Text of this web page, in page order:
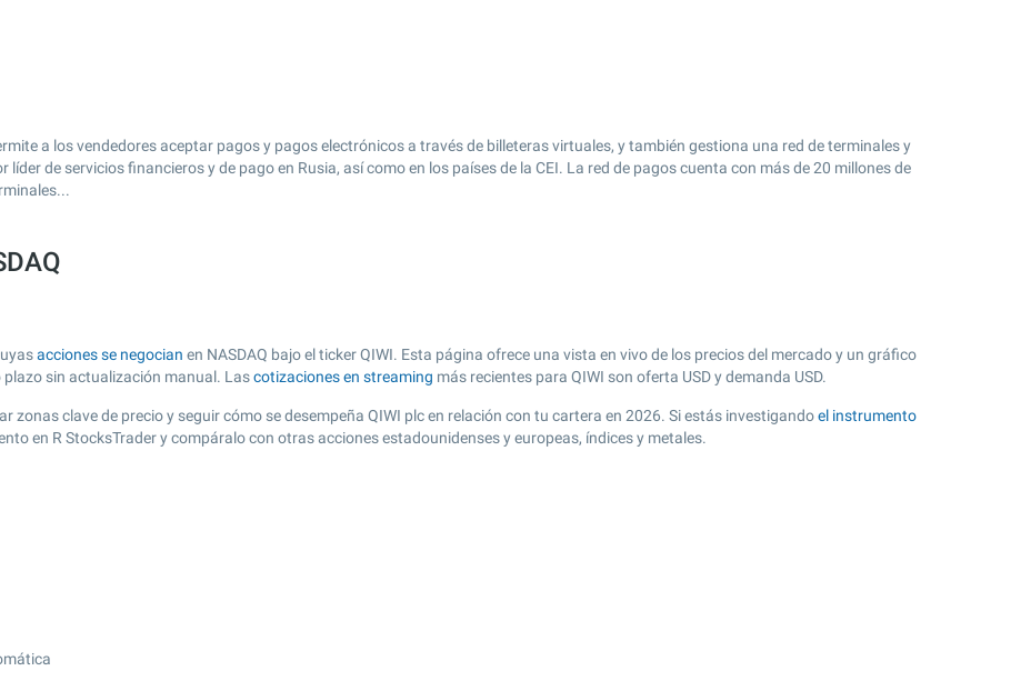
a los vendedores aceptar pagos y pagos electrónicos a través de billeteras virtuales, y también gestiona una red de terminales y
de servicios financieros y de pago en Rusia, así como en los países de la CEI. La red de pagos cuenta con más de 20 millones de
acciones se negocian en NASDAQ bajo el ticker QIWI. Esta página ofrece una vista en vivo de los precios del mercado y un gráfico
sin actualización manual. Lascotizaciones en streaming más recientes para QIWI son oferta USD y demanda USD.
zonas clave de precio y seguir cómo se desempeña QIWI plc en relación con tu cartera en 2026. Si estás investigandoel instrumento
en R StocksTrader y compáralo con otras acciones estadounidenses y europeas, índices y metales.